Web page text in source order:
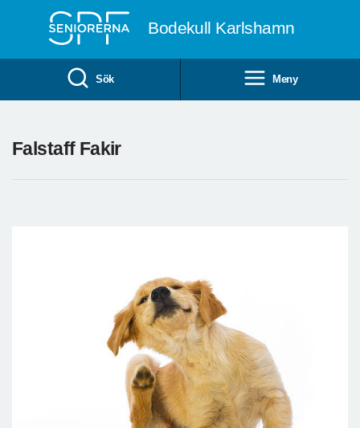
Bodekull Karlshamn
Sök Meny
Falstaff Fakir